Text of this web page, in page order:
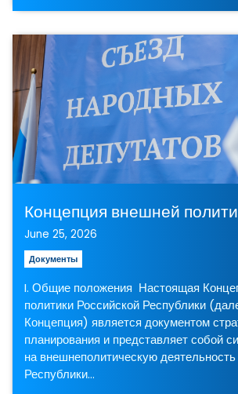
June 25, 2026
Документы
I. Общие положения Настоящая
политики Российской Республики
Концепция) является документом
планирования и представляет собой
на внешнеполитическую
Республики…